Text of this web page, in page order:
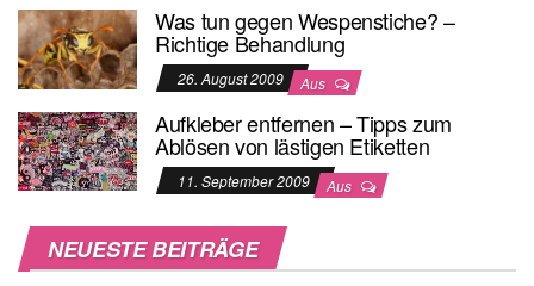
Was tun gegen Wespenstiche? –
Richtige Behandlung
26. August 2009 Aus
Aufkleber entfernen – Tipps zum
Ablösen von lästigen Etiketten
11. September 2009 Aus
NEUESTE BEITRÄGE